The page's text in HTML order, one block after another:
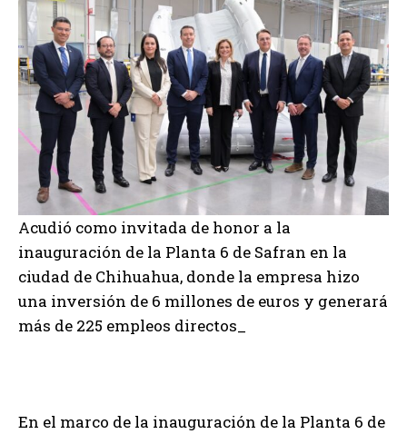
Acudió como invitada de honor a la
inauguración de la Planta 6 de Safran en la
ciudad de Chihuahua, donde la empresa hizo
una inversión de 6 millones de euros y generará
más de 225 empleos directos_
En el marco de la inauguración de la Planta 6 de